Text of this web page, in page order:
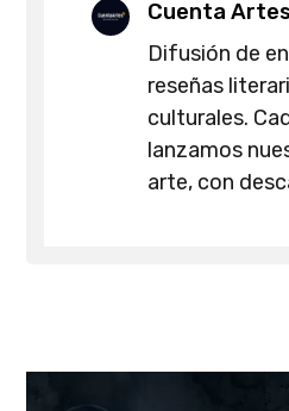
Cuenta Artes
Difusión de
reseñas
culturales.
lanzamos
arte, con